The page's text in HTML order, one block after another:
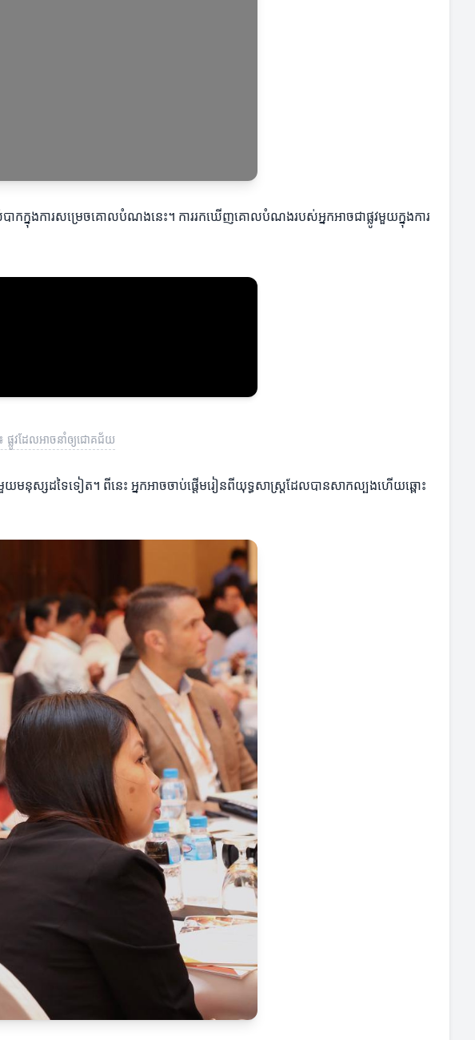
ាកក្នុងការសម្រេចគោលបំណងនេះ។ ការរកឃើញគោលបំណងរបស់អ្នកអាចជាផ្លូវមួយក្នុងការ
ផ្លូវដែលអាចនាំឲ្យជោគជ័យ
មនុស្សដទៃទៀត។ ពីនេះ អ្នកអាចចាប់ផ្តើមរៀនពីយុទ្ធសាស្ត្រដែលបានសាកល្បងហើយឆ្ពោះ